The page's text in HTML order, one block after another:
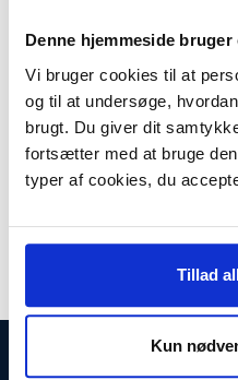
Denne hjemmeside bruger
Vi bruger cookies til at
og til at undersøge,
brugt. Du giver dit
fortsætter med at bruge
typer af cookies, du
Tillad
Kun
United
Model/varenr.: 942928
69,95 DKK m/Moms
Plus leveringsomkostninger.
39,00 til pakkehops. Fri fragt til
pakkeshop ved køb over 599,-
På lager